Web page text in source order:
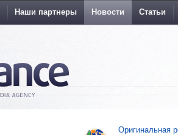
Наши партнеры Новости Статьи
Оригинальная